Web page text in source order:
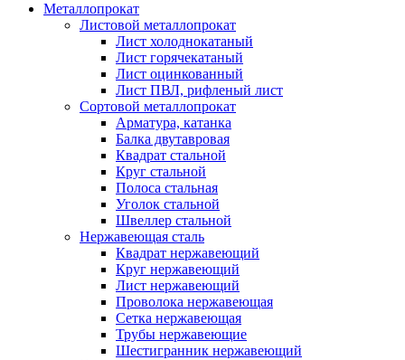
Металлопрокат
Листовой металлопрокат
Лист холоднокатаный
Лист горячекатаный
Лист оцинкованный
Лист ПВЛ, рифленый лист
Сортовой металлопрокат
Арматура, катанка
Балка двутавровая
Квадрат стальной
Круг стальной
Полоса стальная
Уголок стальной
Швеллер стальной
Нержавеющая сталь
Квадрат нержавеющий
Круг нержавеющий
Лист нержавеющий
Проволока нержавеющая
Сетка нержавеющая
Трубы нержавеющие
Шестигранник нержавеющий